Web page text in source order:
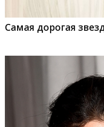
Самая дорогая